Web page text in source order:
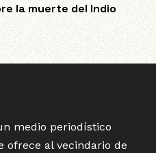
la muerte del Indio
medio periodístico
ofrece al vecindario de